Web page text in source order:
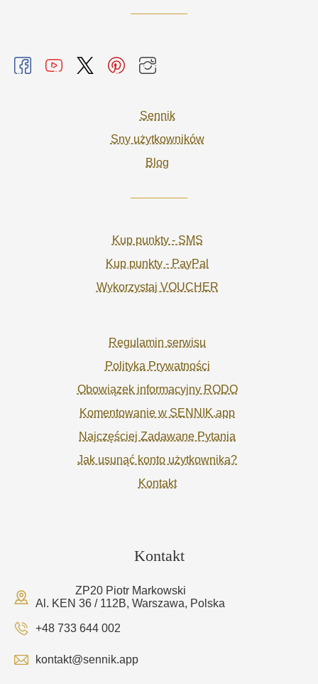
Sennik
Sny użytkowników
Blog
Kup punkty - SMS
Kup punkty - PayPal
Wykorzystaj VOUCHER
Regulamin serwisu
Polityka Prywatności
Obowiązek informacyjny RODO
Komentowanie w SENNIK.app
Najczęściej Zadawane Pytania
Jak usunąć konto użytkownika?
Kontakt
Kontakt
ZP20 Piotr Markowski
Al. KEN 36 / 112B, Warszawa, Polska
+48 733 644 002
kontakt@sennik.app